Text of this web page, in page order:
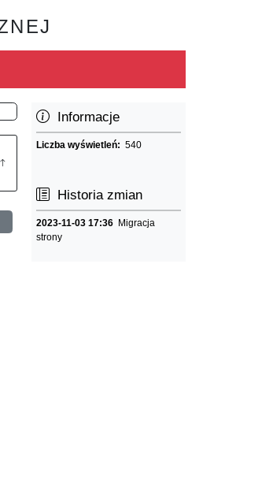
Informacje
Liczba wyświetleń:540
Historia zmian
2023-11-03 17:36 Migracja
strony